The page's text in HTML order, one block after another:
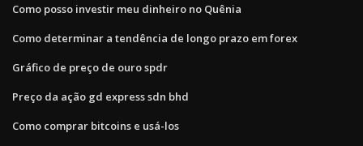
Como posso investir meu dinheiro no Quênia
Como determinar a tendência de longo prazo em forex
Gráfico de preço de ouro spdr
Preço da ação gd express sdn bhd
Como comprar bitcoins e usá-los